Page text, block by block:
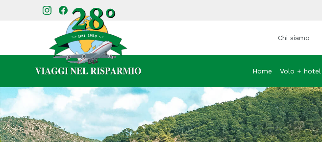
Chi siamo
Home Volo + hotel